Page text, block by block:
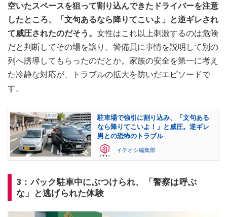
空いたスペースを狙って割り込んできたドライバーを注意
したところ、「文句あるなら降りてこいよ」と逆ギレされ
て威圧されたのだそう。 女性はこれ以上刺激するのは危険
だと判断してその場を譲り、警備員に事情を説明して別の
列へ誘導してもらったのだとか。家族の安全を第一に考え
た冷静な対応が、トラブルの拡大を防いだエピソードで
す。
駐車場で強引に割り込み、「文句ある
なら降りてこいよ！」と威圧。逆ギレ
男との恐怖のトラブル
イチオシ編集部
3：バック駐車中にぶつけられ、「警察は呼ぶ
な」と逃げられた体験